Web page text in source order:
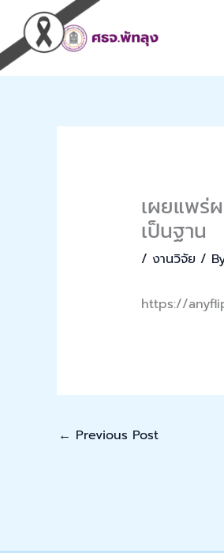
content
เผยแพร่
เป็นฐาน
/ งานวิจัย /
https://
← Previous Post